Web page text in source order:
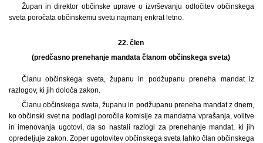
Župan in direktor občinske uprave o izvrševanju odločitev občinskega
sveta poročata občinskemu svetu najmanj enkrat letno.
22. člen
(predčasno prenehanje mandata članom občinskega sveta)
Članu občinskega sveta, županu in podžupanu preneha mandat iz
razlogov, ki jih določa zakon.
Članu občinskega sveta, županu in podžupanu preneha mandat z dnem,
ko občinski svet na podlagi poročila komisije za mandatna vprašanja, volitve
in imenovanja ugotovi, da so nastali razlogi za prenehanje mandat, ki jih
opredeljuje zakon. Zoper ugotovitev občinskega sveta lahko član občinskega